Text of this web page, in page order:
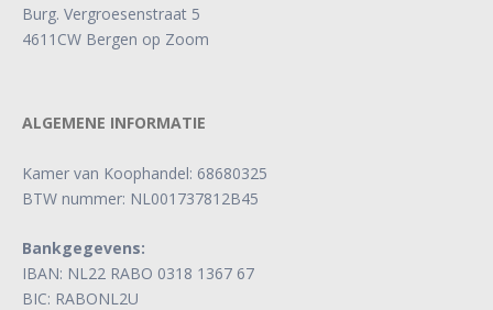
Burg. Vergroesenstraat 5
4611CW Bergen op Zoom
ALGEMENE INFORMATIE
Kamer van Koophandel: 68680325
BTW nummer: NL001737812B45
Bankgegevens:
IBAN: NL22 RABO 0318 1367 67
BIC: RABONL2U